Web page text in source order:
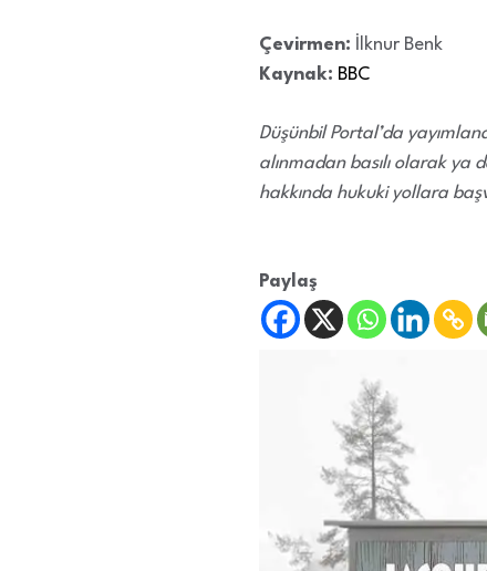
Çevirmen: İlknur Benk
Kaynak: BBC
Düşünbil Portal’da
alınmadan basılı olarak
hakkında hukuki yollara
Paylaş